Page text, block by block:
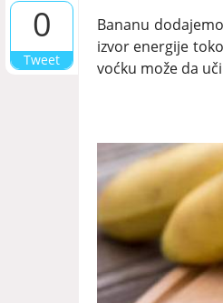
0
Tweet
Bananu
izvor energije
voćku može da